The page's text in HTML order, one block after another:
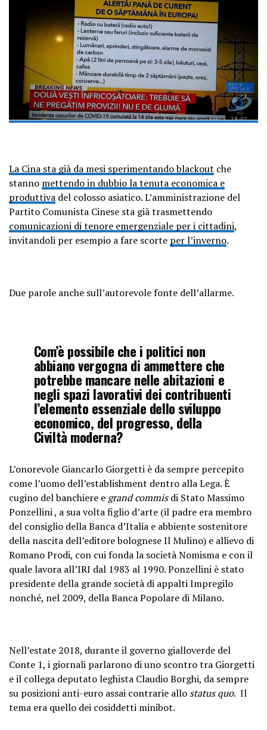
La Cina sta già da mesi sperimentando blackout che
stanno mettendo in dubbio la tenuta economica e
produttiva del colosso asiatico. L’amministrazione del
Partito Comunista Cinese sta già trasmettendo
comunicazioni di tenore emergenziale per i cittadini,
invitandoli per esempio a fare scorte per l’inverno.
Due parole anche sull’autorevole fonte dell’allarme.
Com’è possibile che i politici non
abbiano vergogna di ammettere che
potrebbe mancare nelle abitazioni e
negli spazi lavorativi dei contribuenti
l’elemento essenziale dello sviluppo
economico, del progresso, della
Civiltà moderna?
L’onorevole Giancarlo Giorgetti è da sempre percepito
come l’uomo dell’establishment dentro alla Lega. È
cugino del banchiere egrand commisdi Stato Massimo
Ponzellini , a sua volta figlio d’arte (il padre era membro
del consiglio della Banca d’Italia e abbiente sostenitore
della nascita dell’editore bolognese Il Mulino) e allievo di
Romano Prodi, con cui fonda la società Nomisma e con il
quale lavora all’IRI dal 1983 al 1990. Ponzellini è stato
presidente della grande società di appalti Impregilo
nonché, nel 2009, della Banca Popolare di Milano.
Nell’estate 2018, durante il governo gialloverde del
Conte 1, i giornali parlarono di uno scontro tra Giorgetti
e il collega deputato leghista Claudio Borghi, da sempre
su posizioni anti-euro assai contrarie allo status quo. Il
tema era quello dei cosiddetti minibot.